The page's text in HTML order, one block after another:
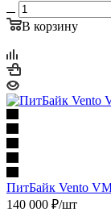
В корзину
ПитБайк Vento
140 000 ₽/шт